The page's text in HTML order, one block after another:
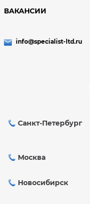
ВАКАНСИИ
info@specialist-ltd.ru
Санкт-Петербург
Москва
Новосибирск